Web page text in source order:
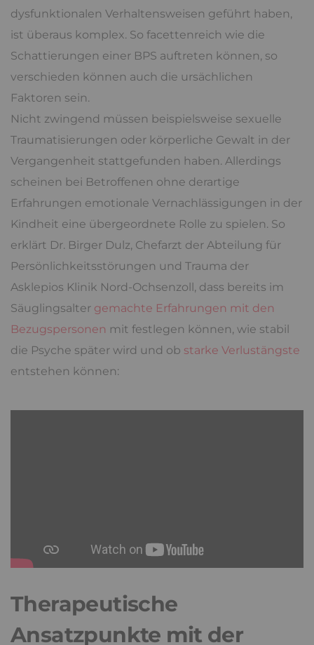
dysfunktionalen Verhaltensweisen geführt haben,
ist überaus komplex. So facettenreich wie die
Schattierungen einer BPS auftreten können, so
verschieden können auch die ursächlichen
Faktoren sein.
Nicht zwingend müssen beispielsweise sexuelle
Traumatisierungen oder körperliche Gewalt in der
Vergangenheit stattgefunden haben. Allerdings
scheinen bei Betroffenen ohne derartige
Erfahrungen emotionale Vernachlässigungen in der
Kindheit eine übergeordnete Rolle zu spielen. So
erklärt Dr. Birger Dulz, Chefarzt der Abteilung für
Persönlichkeitsstörungen und Trauma der
Asklepios Klinik Nord-Ochsenzoll, dass bereits im
Säuglingsalter gemachte Erfahrungen mit den
Bezugspersonen mit festlegen können, wie stabil
die Psyche später wird und ob starke Verlustängste
entstehen können:
Therapeutische
Ansatzpunkte mit der